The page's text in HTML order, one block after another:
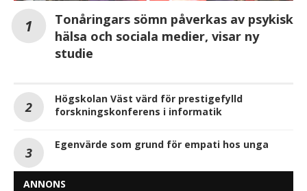
Tonåringars sömn påverkas av psykisk
hälsa och sociala medier, visar ny
studie
Högskolan Väst värd för prestigefylld
forskningskonferens i informatik
Egenvärde som grund för empati hos unga
ANNONS